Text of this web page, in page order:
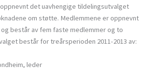
det uavhengige tildelingsutvalget
om støtte. Medlemmene er oppnevnt
består av fem faste medlemmer og to
består for treårsperioden 2011-2013 av:
leder